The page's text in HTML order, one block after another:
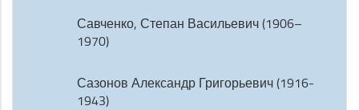
Савченко, Степан Васильевич (1906–
1970)
Сазонов Александр Григорьевич (1916-
1943)